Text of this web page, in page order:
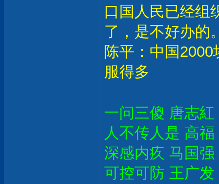
口国人民已经组
了，是不好办的
陈平：中国
服得多
一问三傻 唐志
人不传人是 高
深感内疚 马国
可控可防 王广